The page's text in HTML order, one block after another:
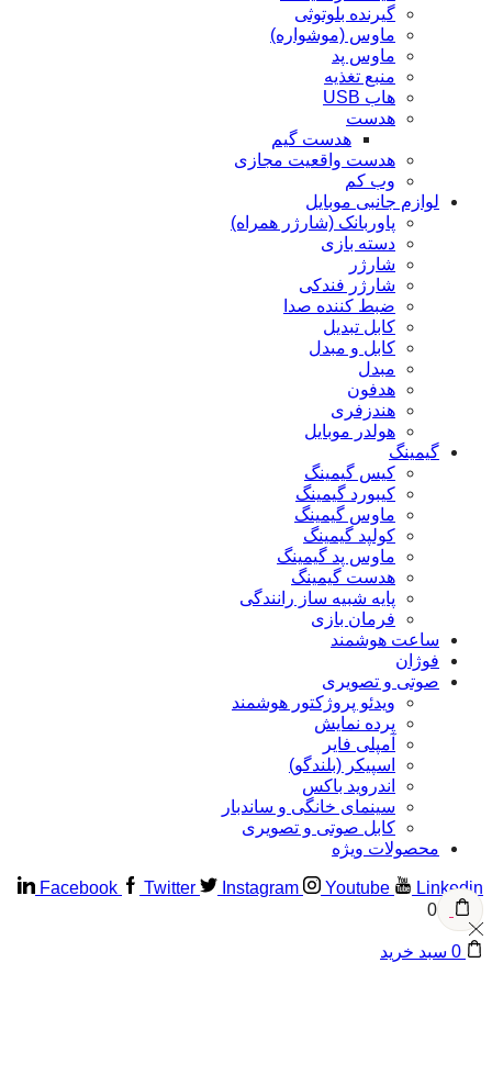
گیرنده بلوتوثی
ماوس (موشواره)
ماوس پد
منبع تغذیه
هاب USB
هدست
هدست گیم
هدست واقعیت مجازی
وب کم
لوازم جانبی موبایل
پاوربانک (شارژر همراه)
دسته بازی
شارژر
شارژر فندکی
ضبط کننده صدا
کابل تبدیل
کابل و مبدل
مبدل
هدفون
هندزفری
هولدر موبایل
گیمینگ
کیس گیمینگ
کیبورد گیمینگ
ماوس گیمینگ
کولپد گیمینگ
ماوس پد گیمینگ
هدست گیمینگ
پایه شبیه ساز رانندگی
فرمان بازی
ساعت هوشمند
فوژان
صوتی و تصویری
ویدئو پروژکتور هوشمند
پرده نمایش
آمپلی فایر
اسپیکر (بلندگو)
اندروید باکس
سینمای خانگی و ساندبار
کابل صوتی و تصویری
محصولات ویژه
Facebook Twitter Instagram Youtube
0
سبد خرید